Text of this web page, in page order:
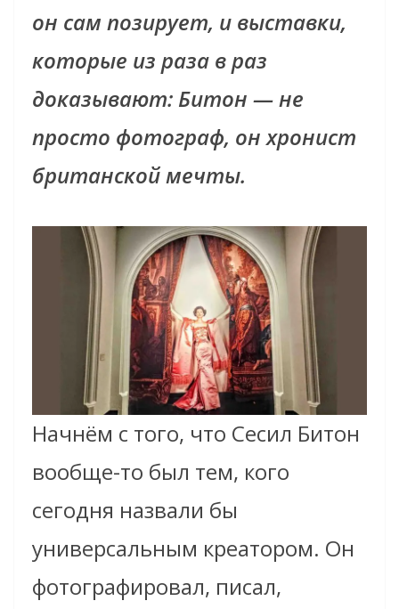
он сам позирует, и выставки,
которые из раза в раз
доказывают: Битон — не
просто фотограф, он хронист
британской мечты.
Начнём с того, что Сесил Битон
вообще-то был тем, кого
сегодня назвали бы
универсальным креатором. Он
фотографировал, писал,